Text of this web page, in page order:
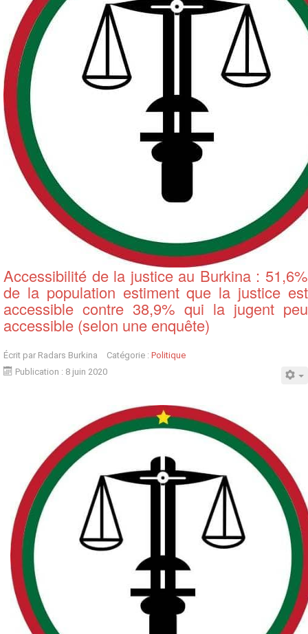
Accessibilité de la justice au Burkina : 51,6%
de la population estiment que la justice est
accessible contre 38,9% qui la jugent peu
accessible (selon une enquête)
Écrit par Radars Burkina Catégorie : Politique
Publication : 8 juin 2020